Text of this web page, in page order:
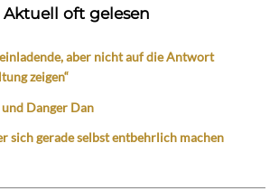
Aktuell oft gelesen
aber nicht auf die Antwort
zeigen“
Danger Dan
sich gerade selbst entbehrlich machen